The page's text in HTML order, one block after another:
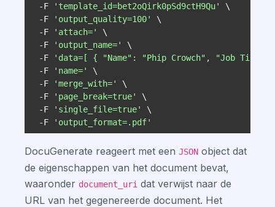
  -F
'template_id=bet2oQirk0pSd9ctH9Qu'
  -F
'output_quality=100'
  -F
'attach='
  -F
'output_name='
  -F
'data=[ { "Name": "Phip Crowch", "Job Title":
  -F
'name='
  -F
'merge_with='
  -F
'page_break=true'
  -F
'single_file=true'
  -F
'output_format=.pdf'
DocuGenerate reageert met een JSON object dat
de eigenschappen van het document bevat,
waaronder document_uri dat verwijst naar de
URL van het gegenereerde document. Het